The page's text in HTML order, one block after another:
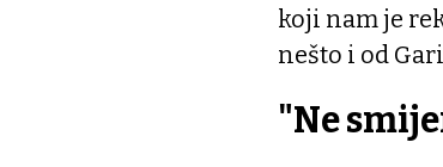
koji nam je
nešto i od
"Ne